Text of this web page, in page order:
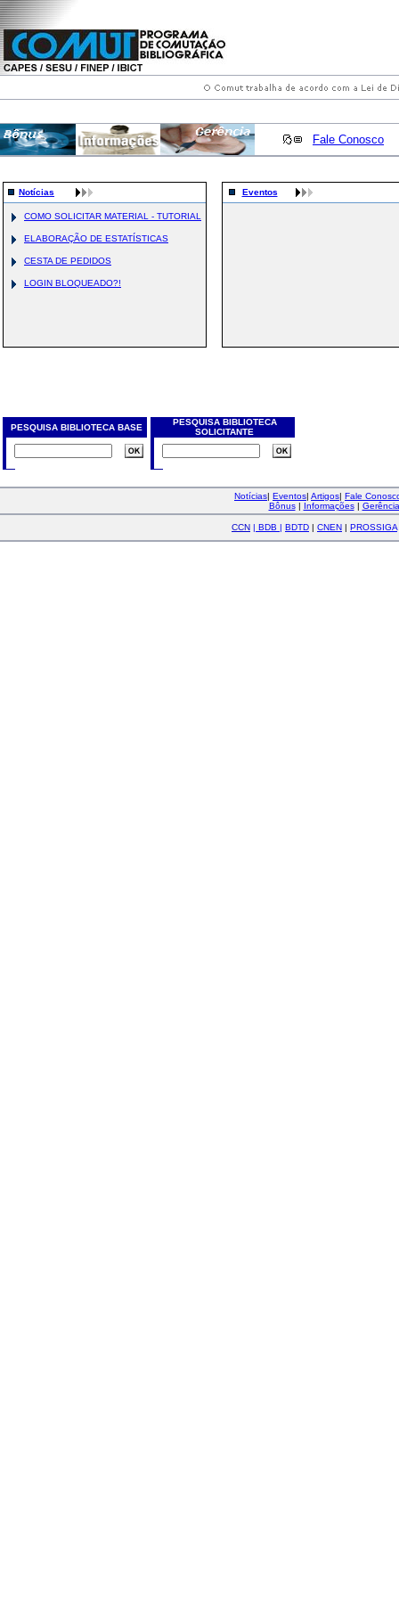
Fale Conosco
Notícias
COMO SOLICITAR MATERIAL - TUTORIAL
ELABORAÇÃO DE ESTATÍSTICAS
CESTA DE PEDIDOS
LOGIN BLOQUEADO?!
Eventos
PESQUISA BIBLIOTECA BASE
PESQUISA BIBLIOTECA
SOLICITANTE
Notícias| Eventos| Artigos| Fale
Bônus| Informações| Gerência
CCN | BDB | BDTD | CNEN | PROSSIGA